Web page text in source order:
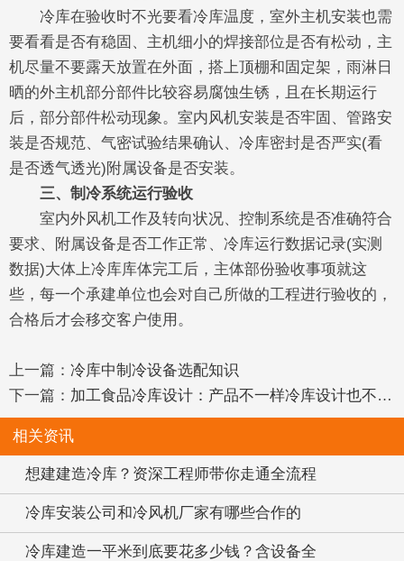
冷库在验收时不光要看冷库温度，室外主机安装也需
要看看是否有稳固、主机细小的焊接部位是否有松动，主
机尽量不要露天放置在外面，搭上顶棚和固定架，雨淋日
晒的外主机部分部件比较容易腐蚀生锈，且在长期运行
后，部分部件松动现象。室内风机安装是否牢固、管路安
装是否规范、气密试验结果确认、冷库密封是否严实(看
是否透气透光)附属设备是否安装。
三、制冷系统运行验收
室内外风机工作及转向状况、控制系统是否准确符合
要求、附属设备是否工作正常、冷库运行数据记录(实测
数据)大体上冷库库体完工后，主体部份验收事项就这
些，每一个承建单位也会对自己所做的工程进行验收的，
合格后才会移交客户使用。
上一篇： 冷库中制冷设备选配知识
下一篇： 加工食品冷库设计：产品不一样冷库设计也不一样
相关资讯
想建建造冷库？资深工程师带你走通全流程
冷库安装公司和冷风机厂家有哪些合作的
冷库建造一平米到底要花多少钱？含设备全